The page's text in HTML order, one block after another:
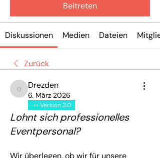
Beitreten
Diskussionen Medien Dateien
Zurück
Drezden
Drezden
6. März 2026
Version 3.0
Lohnt sich professionelles
Eventpersonal?
Wir überlegen, ob wir für unsere